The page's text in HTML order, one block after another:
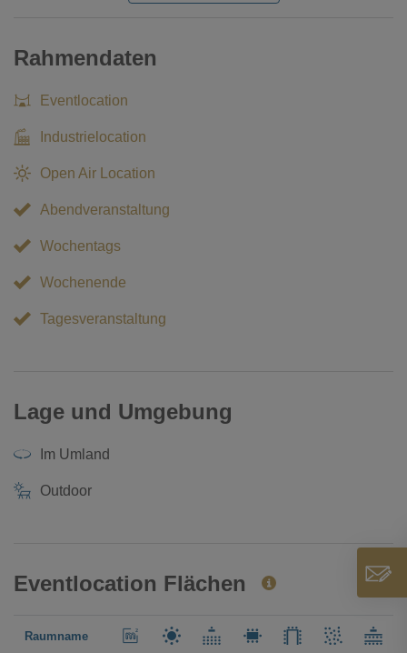
Rahmendaten
Eventlocation
Industrielocation
Open Air Location
Abendveranstaltung
Wochentags
Wochenende
Tagesveranstaltung
Lage und Umgebung
Im Umland
Outdoor
Eventlocation Flächen
Raumname